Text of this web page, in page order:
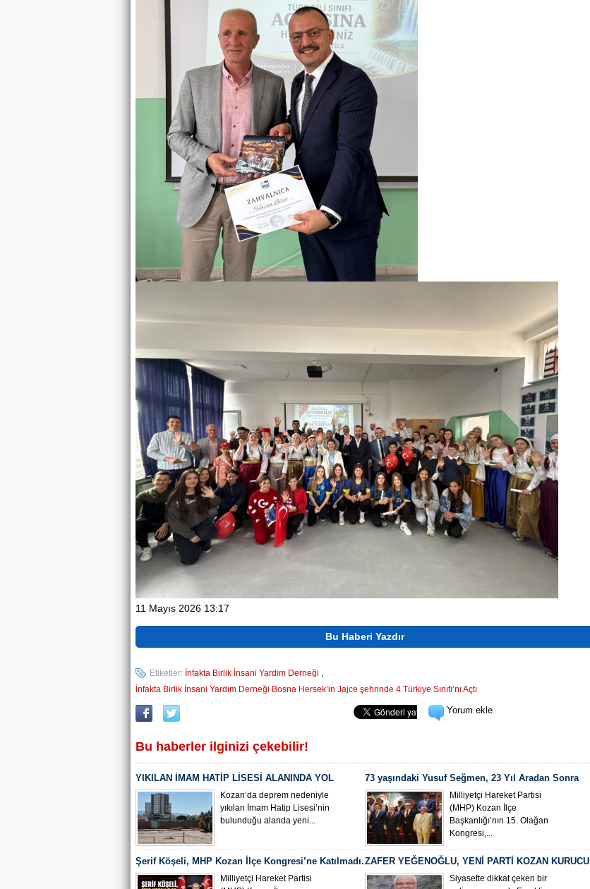
11 Mayıs 2026 13:17
Bu Haberi Yazdır
Etiketler: İnfakta Birlik İnsani Yardım Derneği ,
İnfakta Birlik İnsani Yardım Derneği Bosna Hersek’in Jajce şehrinde 4.Türkiye Sınıfı’nı Açtı
Yorum ekle
Bu haberler ilginizi çekebilir!
YIKILAN İMAM HATİP LİSESİ ALANINDA YOL
ÇALIŞMASI BAŞLADIKozan’da deprem nedeniyle
yıkılan İmam Hatip Lisesi’nin
bulunduğu alanda yeni...
73 yaşındaki Yusuf Seğmen, 23 Yıl Aradan Sonra
Yeniden MHP Kozan İlçe Başkanı Oldu
Milliyetçi Hareket Partisi
(MHP) Kozan İlçe
Başkanlığı’nın 15. Olağan
Kongresi,...
Şerif Köşeli, MHP Kozan İlçe Kongresi’ne Katılmadı.
Milliyetçi Hareket Partisi
ZAFER YEĞENOĞLU, YENİ PARTİ KOZAN KURUCU
İLÇE BAŞKANI OLDUSiyasette dikkat çeken bir